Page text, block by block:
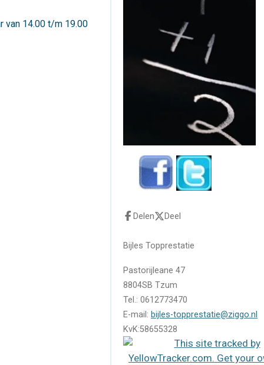
van 14.00 t/m 19.00
Delen Deel
Bijles Topprestatie
Pastorijleane 47
8804SB Tzum
Tel.: 0612773470
E-mail: bijles-topprestatie@ziggo.nl
KvK:58655328